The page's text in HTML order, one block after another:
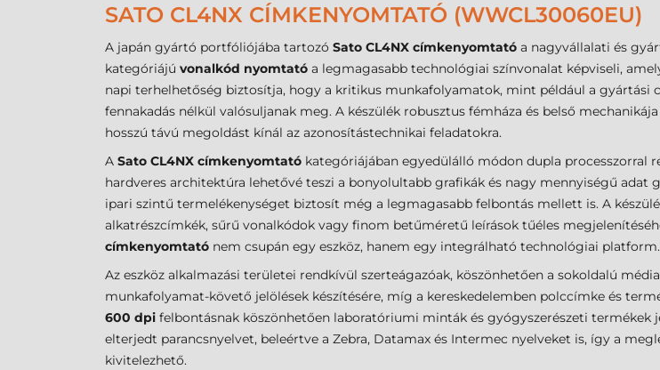
SATO CL4NX CÍMKENYOMTATÓ (WWCL30060EU)
A japán gyártó portfóliójába tartozó Sato CL4NX címkenyomtató a nagyvállalati és
kategóriájú vonalkód nyomtató a legmagasabb technológiai színvonalat képviseli,
napi terhelhetőség biztosítja, hogy a kritikus munkafolyamatok, mint például a
fennakadás nélkül valósuljanak meg. A készülék robusztus fémháza és belső
hosszú távú megoldást kínál az azonosítástechnikai feladatokra.
A Sato CL4NX címkenyomtató kategóriájában egyedülálló módon dupla processzorral
hardveres architektúra lehetővé teszi a bonyolultabb grafikák és nagy mennyiségű adat
ipari szintű termelékenységet biztosít még a legmagasabb felbontás mellett is. A
alkatrészcímkék, sűrű vonalkódok vagy finom betűméretű leírások tűéles
címkenyomtató nem csupán egy eszköz, hanem egy integrálható technológiai platform.
Az eszköz alkalmazási területei rendkívül szerteágazóak, köszönhetően a sokoldalú
munkafolyamat-követő jelölések készítésére, míg a kereskedelemben polccímke és
600 dpi felbontásnak köszönhetően laboratóriumi minták és gyógyszerészeti termékek
elterjedt parancsnyelvet, beleértve a Zebra, Datamax és Intermec nyelveket is, így a
kivitelezhető.